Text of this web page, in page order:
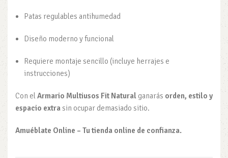
Patas regulables antihumedad
Diseño moderno y funcional
Requiere montaje sencillo (incluye herrajes e
instrucciones)
Con elArmario Multiusos Fit Natural ganarás orden, estilo y
espacio extra sin ocupar demasiado sitio.
Amuéblate Online – Tu tienda online de confianza.